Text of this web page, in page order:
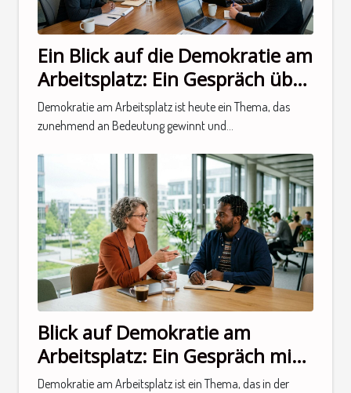
Ein Blick auf die Demokratie am
Arbeitsplatz: Ein Gespräch über
neue Perspektiven
Demokratie am Arbeitsplatz ist heute ein Thema, das
zunehmend an Bedeutung gewinnt und...
Blick auf Demokratie am
Arbeitsplatz: Ein Gespräch mit
einem Experten
Demokratie am Arbeitsplatz ist ein Thema, das in der